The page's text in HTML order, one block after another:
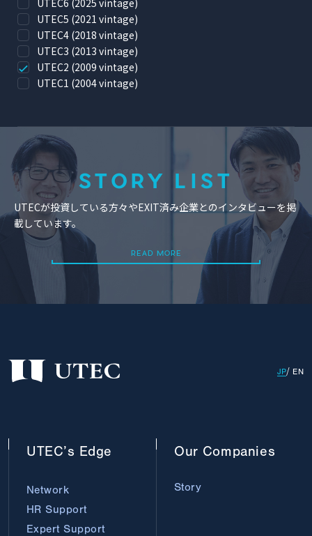
UTEC6 (2025 vintage)
UTEC5 (2021 vintage)
UTEC4 (2018 vintage)
UTEC3 (2013 vintage)
UTEC2 (2009 vintage)
UTEC1 (2004 vintage)
STORY LIST
UTECが投資している方々やEXIT済み企業とのインタビューを掲
載しています。
READ MORE
READ MORE
JP EN
UTEC’s Edge
Network
HR Support
Expert Support
Our Companies
Story